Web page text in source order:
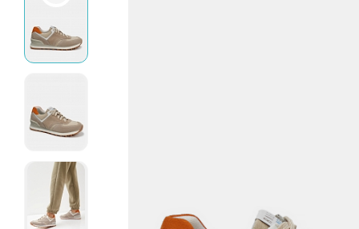
Мужчинам
Капсула
Акции / Новости
Адреса магазинов